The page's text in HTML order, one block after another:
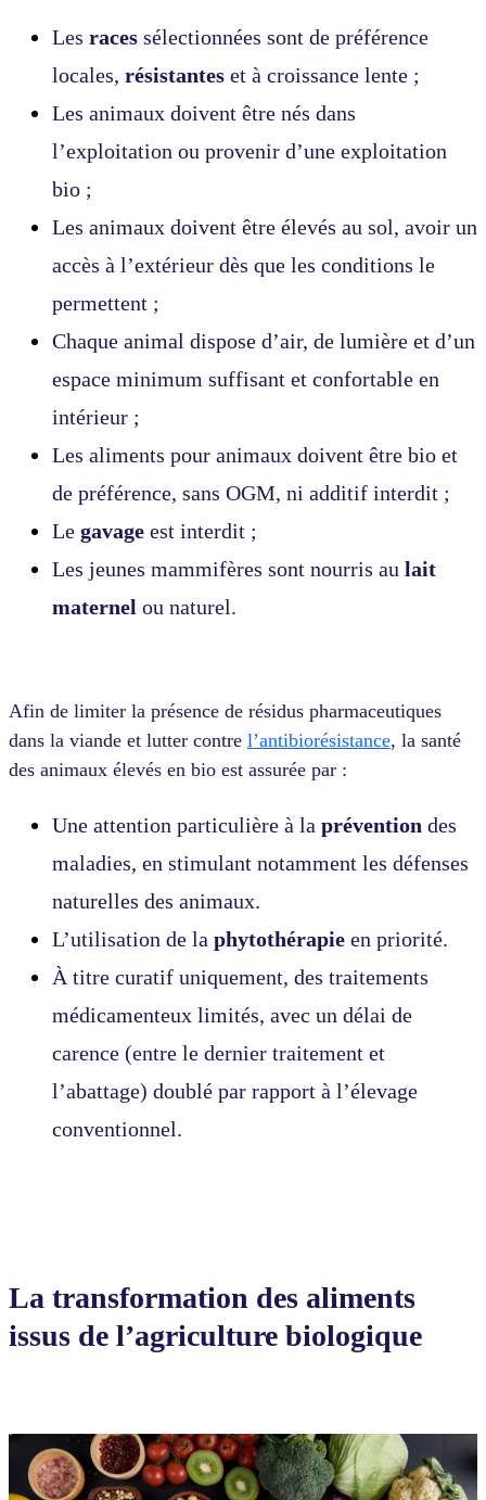
Les races sélectionnées sont de préférence
locales, résistantes et à croissance lente ;
Les animaux doivent être nés dans
l’exploitation ou provenir d’une exploitation
bio ;
Les animaux doivent être élevés au sol, avoir un
accès à l’extérieur dès que les conditions le
permettent ;
Chaque animal dispose d’air, de lumière et d’un
espace minimum suffisant et confortable en
intérieur ;
Les aliments pour animaux doivent être bio et
de préférence, sans OGM, ni additif interdit ;
Le gavage est interdit ;
Les jeunes mammifères sont nourris au lait
maternel ou naturel.
Afin de limiter la présence de résidus pharmaceutiques
dans la viande et lutter contre l’antibiorésistance, la santé
des animaux élevés en bio est assurée par :
Une attention particulière à la prévention des
maladies, en stimulant notamment les défenses
naturelles des animaux.
L’utilisation de la phytothérapie en priorité.
À titre curatif uniquement, des traitements
médicamenteux limités, avec un délai de
carence (entre le dernier traitement et
l’abattage) doublé par rapport à l’élevage
conventionnel.
La transformation des aliments
issus de l’agriculture biologique